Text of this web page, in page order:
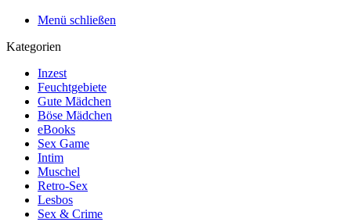
Menü schließen
Kategorien
Inzest
Feuchtgebiete
Gute Mädchen
Böse Mädchen
eBooks
Sex Game
Intim
Muschel
Retro-Sex
Lesbos
Sex & Crime